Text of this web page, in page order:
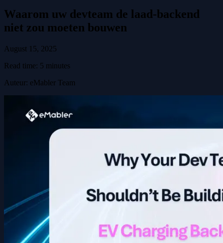
Waarom uw devteam de laad-backend
niet zou moeten bouwen
August 15, 2025
Read time: 5 minutes
Auteur: eMabler Team